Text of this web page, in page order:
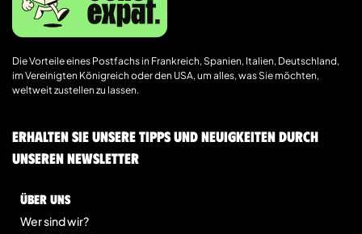
Die Vorteile eines Postfachs in Frankreich, Spanien, Italien, Deutschland,
im Vereinigten Königreich oder den USA, um alles, was Sie möchten,
weltweit zustellen zu lassen.
Erhalten Sie unsere Tipps und Neuigkeiten durch
unseren Newsletter
Über uns
Wer sind wir?